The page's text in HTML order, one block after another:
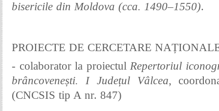
bisericile din Moldova (cca. 1490–1550).
PROIECTE DE CERCETARE
- colaborator la proiectul Repertoriul
brâncovenești. I Județul Vâlcea,
(CNCSIS tip A nr. 847)